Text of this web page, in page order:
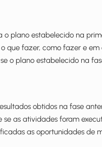
plano estabelecido na
que fazer, como fazer e
o plano estabelecido na
obtidos na fase
as atividades foram
as oportunidades de